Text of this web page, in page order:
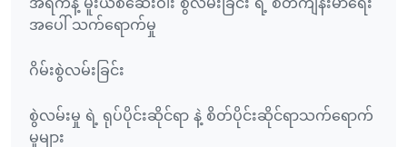
အပေါ် သက်ရောက်မှု
ဂိမ်းစွဲလမ်းခြင်း
စွဲလမ်းမှု ရဲ့ ရုပ်ပိုင်းဆိုင်ရာ နဲ့ စိတ်ပိုင်းဆိုင်ရာသက်ရောက်
မှုများ